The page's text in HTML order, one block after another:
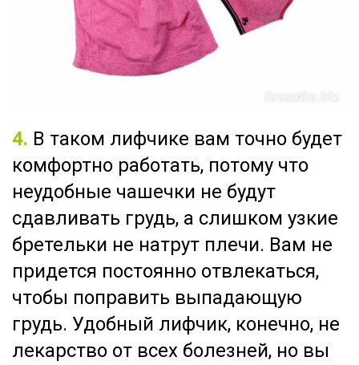
4. В таком лифчике вам точно будет
комфортно работать, потому что
неудобные чашечки не будут
сдавливать грудь, а слишком узкие
бретельки не натрут плечи. Вам не
придется постоянно отвлекаться,
чтобы поправить выпадающую
грудь. Удобный лифчик, конечно, не
лекарство от всех болезней, но вы